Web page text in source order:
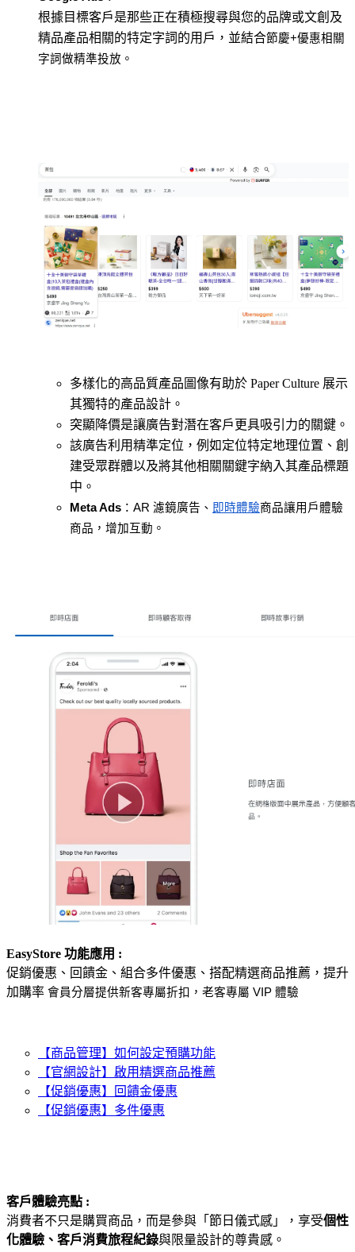
根據目標客戶是那些正在積極搜尋與您的品牌或文創及
精品產品相關的特定字詞的用戶，並結合節慶+優惠相關
字詞做精準投放。
多樣化的高品質產品圖像有助於 Paper Culture 展示
其獨特的產品設計。
突顯降價是讓廣告對潛在客戶更具吸引力的關鍵。
該廣告利用精準定位，例如定位特定地理位置、創
建受眾群體以及將其他相關關鍵字納入其產品標題
中。
Meta Ads ：AR 濾鏡廣告、 即時體驗商品讓用戶體驗
商品，增加互動。
EasyStore 功能應用 :
促銷優惠、回饋金、組合多件優惠、搭配精選商品推薦，提升
加購率 會員分層提供新客專屬折扣，老客專屬 VIP 體驗
【商品管理】如何設定預購功能
【官網設計】啟用精選商品推薦
【促銷優惠】回饋金優惠
【促銷優惠】多件優惠
客戶體驗亮點 :
消費者不只是購買商品，而是參與「節日儀式感」，享受個性
化體驗、客戶消費旅程紀錄與限量設計的尊貴感。